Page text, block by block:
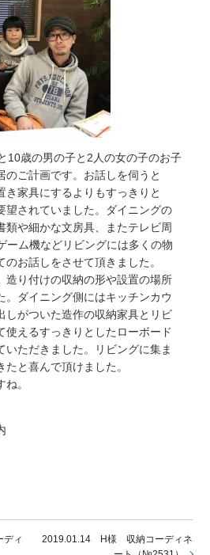
歳の男の子と2人の女の子のお子
のご計画です。お話しを伺うと
き家具にするよりもすっきりと
望されていました。ダイニングの
類や細かな文房具、またテレビ周
ーム機などリビングには多くの物
お話しをさせて頂きました。
造り付けの収納の形や設置の場所
。ダイニング側にはキッチンカウ
しがついた造作の収納家具とリビ
使えるすっきりとしたローボード
いただきました。リビングに集ま
と喜んで頂けました。
。
ィ
2019.01.14 H様 収納コーディネ